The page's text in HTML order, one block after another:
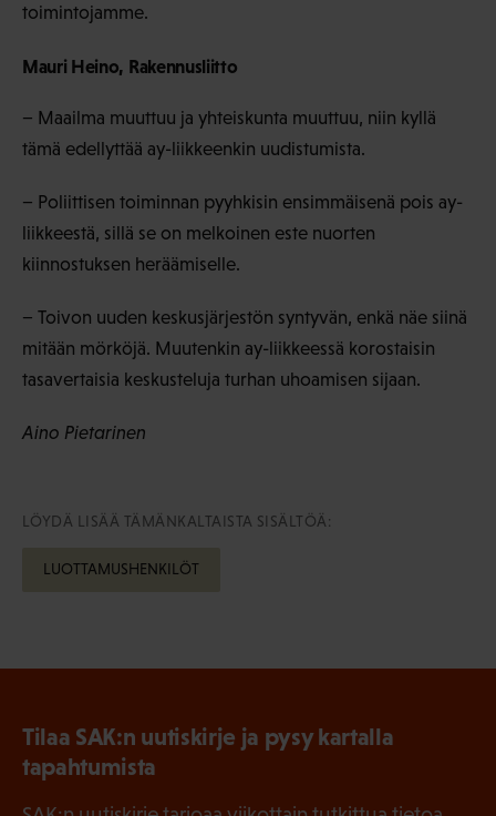
toimintojamme.
Mauri Heino, Rakennusliitto
− Maailma muuttuu ja yhteiskunta muuttuu, niin kyllä
tämä edellyttää ay-liikkeenkin uudistumista.
− Poliittisen toiminnan pyyhkisin ensimmäisenä pois ay-
liikkeestä, sillä se on melkoinen este nuorten
kiinnostuksen heräämiselle.
− Toivon uuden keskusjärjestön syntyvän, enkä näe siinä
mitään mörköjä. Muutenkin ay-liikkeessä korostaisin
tasavertaisia keskusteluja turhan uhoamisen sijaan.
Aino Pietarinen
LÖYDÄ LISÄÄ TÄMÄNKALTAISTA SISÄLTÖÄ:
LUOTTAMUSHENKILÖT
Tilaa SAK:n uutiskirje ja pysy kartalla
tapahtumista